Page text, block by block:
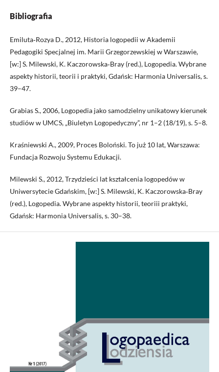
Bibliografia
Emiluta‑Rozya D., 2012, Historia logopedii w Akademii
Pedagogiki Specjalnej im. Marii Grzegorzewskiej w Warszawie,
[w:] S. Milewski, K. Kaczorowska‑Bray (red.), Logopedia. Wybrane
aspekty historii, teorii i praktyki, Gdańsk: Harmonia Universalis, s.
39–47.
Grabias S., 2006, Logopedia jako samodzielny unikatowy kierunek
studiów w UMCS, „Biuletyn Logopedyczny”, nr 1–2 (18/19), s. 5–8.
Kraśniewski A., 2009, Proces Boloński. To już 10 lat, Warszawa:
Fundacja Rozwoju Systemu Edukacji.
Milewski S., 2012, Trzydzieści lat kształcenia logopedów w
Uniwersytecie Gdańskim, [w:] S. Milewski, K. Kaczorowska‑Bray
(red.), Logopedia. Wybrane aspekty historii, teoriii praktyki,
Gdańsk: Harmonia Universalis, s. 30–38.